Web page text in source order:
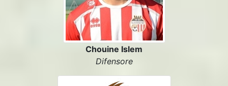
Chouine Islem
Difensore